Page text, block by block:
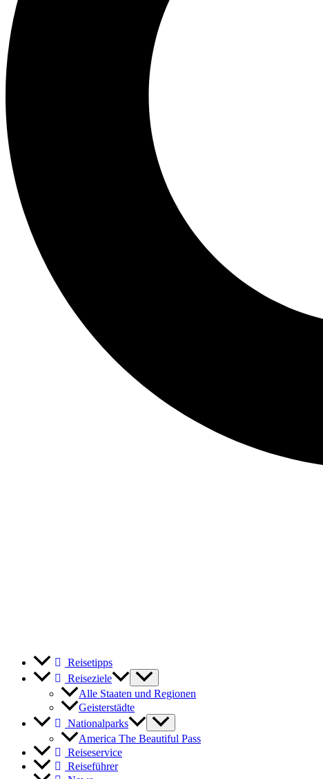
Reisetipps
Reiseziele
Alle Staaten und Regionen
Geisterstädte
Nationalparks
America The Beautiful Pass
Reiseservice
Reiseführer